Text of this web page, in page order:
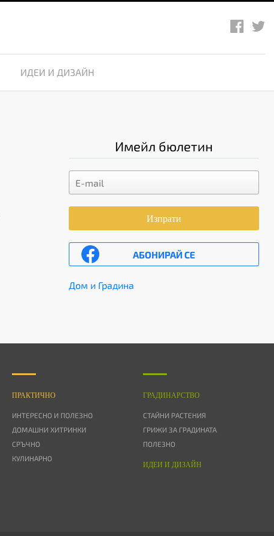
ИДЕИ И ДИЗАЙН
Имейл бюлетин
Изпрати
АБОНИРАЙ СЕ
Дом и Градина
ПРАКТИЧНО
ИНТЕРЕСНО И ПОЛЕЗНО
ДОМАШНИ ХИТРИНКИ
СРЪЧНО
КУЛИНАРНО
ГРАДИНАРСТВО
СТАЙНИ РАСТЕНИЯ
ГРИЖИ ЗА ГРАДИНАТА
ПОЛЕЗНО
ИДЕИ И ДИЗАЙН